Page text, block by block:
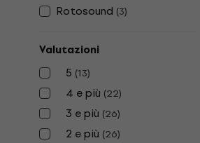
Rotosound (3)
Valutazioni
5 (13)
4 e più (22)
3 e più (26)
2 e più (26)